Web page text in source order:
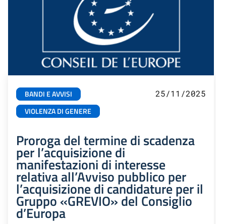
BANDI E AVVISI
VIOLENZA DI GENERE
25/11/2025
Proroga del termine di scadenza
per l’acquisizione di
manifestazioni di interesse
relativa all’Avviso pubblico per
l’acquisizione di candidature per il
Gruppo «GREVIO» del Consiglio
d’Europa